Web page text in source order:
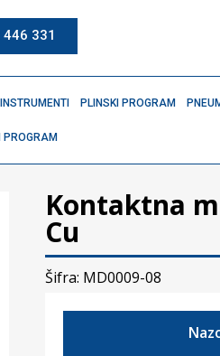
331
PLINSKI PROGRAM
PROGRAM
Kontaktna
Cu
Šifra: MD0009-08